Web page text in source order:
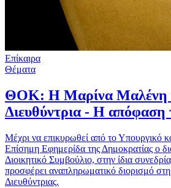
Επίκαιρα
Θέματα
ΘΟΚ: Η Μαρίνα Μαλένη
Διευθύντρια - Η απόφαση
Μέχρι να επικυρωθεί από το Υπουργικό
Επίσημη Εφημερίδα της Δημοκρατίας ο
Διοικητικό Συμβούλιο, στην ίδια
προσφέρει αναπληρωματικό διορισμό
Διευθύντριας.